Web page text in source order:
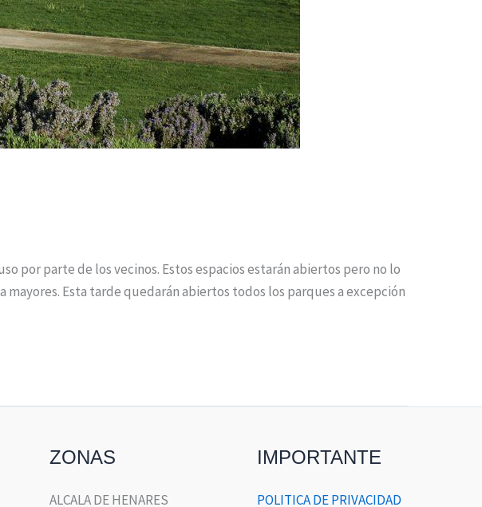
por parte de los vecinos. Estos espacios estarán abiertos pero no lo
Esta tarde quedarán abiertos todos los parques a excepción
ZONAS
ALCALA DE HENARES
IMPORTANTE
POLITICA DE PRIVACIDAD